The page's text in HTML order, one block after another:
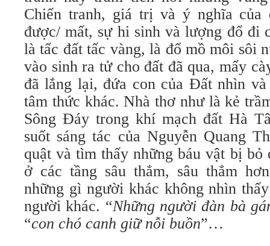
Chiến tranh, giá trị và ý nghĩa của
được/ mất, sự hi sinh và lượng đổ đi
là tấc đất tấc vàng, là đổ mồ môi sôi
vào sinh ra tử cho đất đã qua, mấy
đã lắng lại, đứa con của Đất nhìn
tâm thức khác. Nhà thơ như là kẻ
Sông Đáy trong khí mạch đất Hà
suốt sáng tác của Nguyễn Quang
quật và tìm thấy những báu vật bị bỏ
ở các tầng sâu thẳm, sâu thẳm
những gì người khác không nhìn
người khác. “Những người đàn bà
“con chó canh giữ nỗi buồn”…